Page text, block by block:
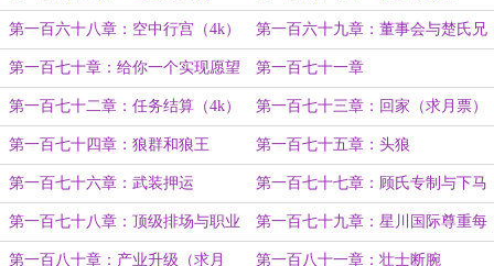
（3k） （4k）
第一百六十八章：空中行宫（4k） 第一百六十九章：董事会与楚氏兄
弟（6k）
第一百七十章：给你一个实现愿望
的机会
第一百七十一章
第一百七十二章：任务结算（4k） 第一百七十三章：回家（求月票）
第一百七十四章：狼群和狼王
（4k）
第一百七十五章：头狼
第一百七十六章：武装押运 第一百七十七章：顾氏专制与下马
威（4k）
第一百七十八章：顶级排场与职业
保镖（4k）
第一百七十九章：星川国际尊重每
一个有梦想的女孩！（4k）
第一百八十章：产业升级（求月 第一百八十一章：壮士断腕